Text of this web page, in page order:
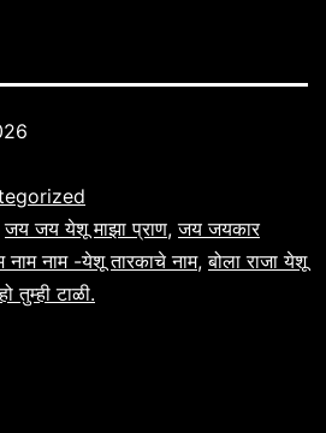
जय जय येशू माझा प्राण,जय जयकार
नाम नाम -येशू तारकाचे नाम,बोला राजा येशू
तुम्ही टाळी.